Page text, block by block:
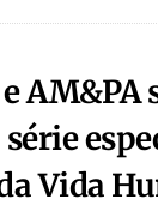
AM&PA
Vida